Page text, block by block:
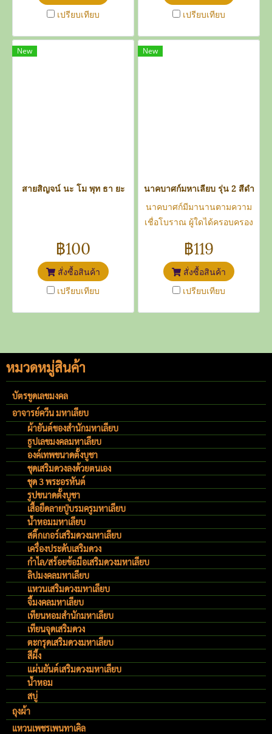
เปรียบเทียบ
เปรียบเทียบ
New
สายสิญจน์ นะ โม พุท ธา ยะ
฿100
สั่งซื้อสินค้า
เปรียบเทียบ
New
นาคบาศก์มหาเลียบ รุ่น 2 สีดำ
นาคบาศก์มีมานานตามความ
เชื่อโบราณ ผู้ใดได้ครอบครอง
มงคลจะมีรายละเอียดวิธีการ
บูชา และการปฏิบัติตัวให้เกิดผล
ดีที่สุด เป็นเอกสารแนบไปตอน
จัดส่งค่ะ
฿119
สั่งซื้อสินค้า
เปรียบเทียบ
หมวดหมู่สินค้า
บัตรขูดเลขมงคล
อาจารย์ควีน มหาเลียบ
ผ้ายันต์ของสำนักมหาเลียบ
ธูปเลขมงคลมหาเลียบ
องค์เทพขนาดตั้งบูชา
ชุดเสริมดวงลงด้วยตนเอง
ชุด 3 พระอรหันต์
รูปขนาดตั้งบูชา
เสื้อยืดลายปู่บรมครูมหาเลียบ
น้ำหอมมหาเลียบ
สติ๊กเกอร์เสริมดวงมหาเลียบ
เครื่องประดับเสริมดวง
กำไล/สร้อยข้อมือเสริมดวงมหาเลียบ
ลิปมงคลมหาเลียบ
แหวนเสริมดวงมหาเลียบ
จี้มงคลมหาเลียบ
เทียนหอมสำนักมหาเลียบ
เทียนจุดเสริมดวง
ตะกรุดเสริมดวงมหาเลียบ
สีผึ้ง
แผ่นยันต์เสริมดวงมหาเลียบ
น้ำหอม
สบู่
ถุงผ้า
แหวนเพชรเพนทาเคิล